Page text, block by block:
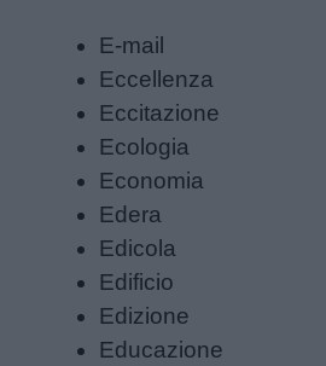
E-mail
Eccellenza
Eccitazione
Ecologia
Economia
Edera
Edicola
Edificio
Edizione
Educazione